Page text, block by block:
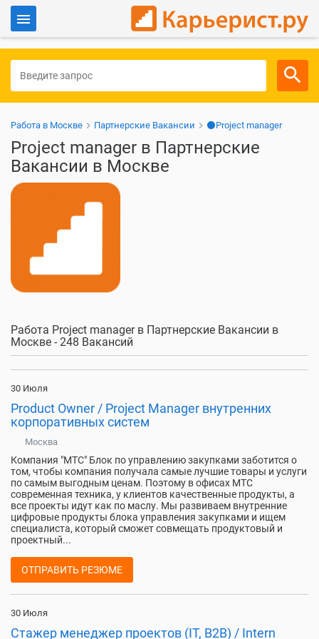
Для работодателей
Работа в Москве Партнерские Вакансии ⚫Project manager
Project manager в Партнерские
Вакансии в Москве
Работа Project manager в Партнерские Вакансии в
Москве - 248 Вакансий
30 Июля
Product Owner / Project Manager внутренних
корпоративных систем
Москва
Компания "МТС" Блок по управлению закупками заботится о
том, чтобы компания получала самые лучшие товары и услуги
по самым выгодным ценам. Поэтому в офисах МТС
современная техника, у клиентов качественные продукты, а
все проекты идут как по маслу. Мы развиваем внутренние
цифровые продукты блока управления закупками и ищем
специалиста, который сможет совмещать продуктовый и
проектный...
ОТПРАВИТЬ РЕЗЮМЕ
30 Июля
Стажер менеджер проектов (IT, B2B) / Intern